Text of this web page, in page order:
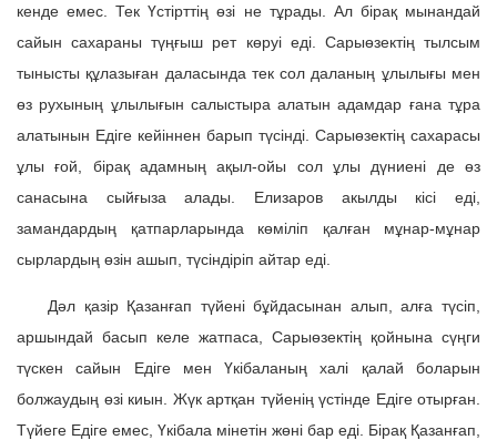
кенде емес. Тек Үстірттің өзі не тұрады. Ал бірақ мынандай
сайын сахараны түңғыш рет көруі еді. Сарыөзектің тылсым
тынысты құлазыған даласында тек сол даланың ұлылығы мен
өз рухының ұлылығын салыстыра алатын адамдар ғана тұра
алатынын Едіге кейіннен барып түсінді. Сарыөзектің сахарасы
ұлы ғой, бірақ адамның ақыл-ойы сол ұлы дүниені де өз
санасына сыйғыза алады. Елизаров акылды кісі еді,
замандардың қатпарларында көміліп қалған мұнар-мұнар
сырлардың өзін ашып, түсіндіріп айтар еді.
Дәл қазір Қазанғап түйені бұйдасынан алып, алға түсіп,
аршындай басып келе жатпаса, Сарыөзектің қойнына сүңги
түскен сайын Едіге мен Үкібаланың халі қалай боларын
болжаудың өзі киын. Жүк артқан түйенің үстінде Едіге отырған.
Түйеге Едіге емес, Үкібала мінетін жөні бар еді. Бірақ Қазанғап,